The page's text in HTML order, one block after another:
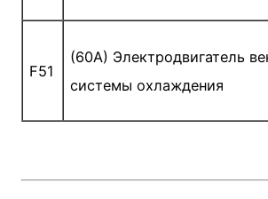
F51
(60A) Электродвигатель
системы охлаждения